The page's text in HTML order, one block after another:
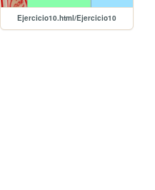
Ejercicio10.html/Ejercicio10